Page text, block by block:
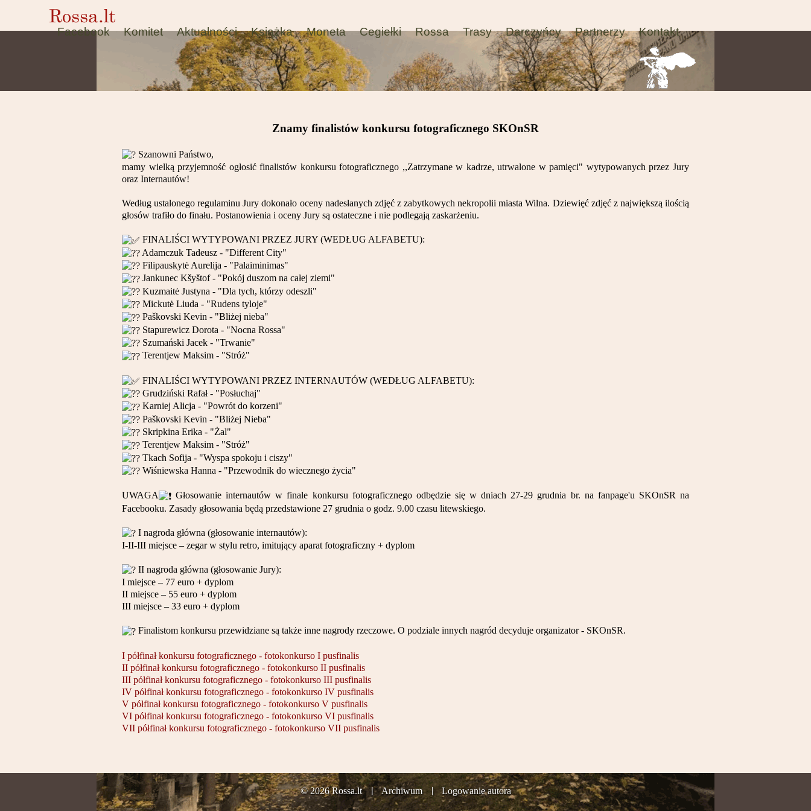
Facebook Komitet Aktualności Książka Moneta Cegiełki Rossa Trasy Darczyńcy Partnerzy Kontakt
Znamy finalistów konkursu fotograficznego SKOnSR
Szanowni Państwo,
mamy wielką przyjemność ogłosić finalistów konkursu fotograficznego ,,Zatrzymane w kadrze, utrwalone w pamięci" wytypowanych przez Jury
oraz Internautów!
Według ustalonego regulaminu Jury dokonało oceny nadesłanych zdjęć z zabytkowych nekropolii miasta Wilna. Dziewięć zdjęć z największą ilością
głosów trafiło do finału. Postanowienia i oceny Jury są ostateczne i nie podlegają zaskarżeniu.
FINALIŚCI WYTYPOWANI PRZEZ JURY (WEDŁUG ALFABETU):
Adamczuk Tadeusz - "Different City"
Filipauskytė Aurelija - "Palaiminimas"
Jankunec Kšyštof - "Pokój duszom na całej ziemi"
Kuzmaitė Justyna - "Dla tych, którzy odeszli"
Mickutė Liuda - "Rudens tyloje"
Paškovski Kevin - "Bliżej nieba"
Stapurewicz Dorota - "Nocna Rossa"
Szumański Jacek - "Trwanie"
Terentjew Maksim - "Stróż"
FINALIŚCI WYTYPOWANI PRZEZ INTERNAUTÓW (WEDŁUG ALFABETU):
Grudziński Rafał - "Posłuchaj"
Karniej Alicja - "Powrót do korzeni"
Paškovski Kevin - "Bliżej Nieba"
Skripkina Erika - "Żal"
Terentjew Maksim - "Stróż"
Tkach Sofija - "Wyspa spokoju i ciszy"
Wiśniewska Hanna - "Przewodnik do wiecznego życia"
UWAGA
Głosowanie internautów w finale konkursu fotograficznego odbędzie się w dniach 27-29 grudnia br. na fanpage'u SKOnSR na
Facebooku. Zasady głosowania będą przedstawione 27 grudnia o godz. 9.00 czasu litewskiego.
I nagroda główna (głosowanie internautów):
I-II-III miejsce – zegar w stylu retro, imitujący aparat fotograficzny + dyplom
II nagroda główna (głosowanie Jury):
I miejsce – 77 euro + dyplom
II miejsce – 55 euro + dyplom
III miejsce – 33 euro + dyplom
Finalistom konkursu przewidziane są także inne nagrody rzeczowe. O podziale innych nagród decyduje organizator - SKOnSR.
I półfinał konkursu fotograficznego - fotokonkurso I pusfinalis
II półfinał konkursu fotograficznego - fotokonkurso II pusfinalis
III półfinał konkursu fotograficznego - fotokonkurso III pusfinalis
IV półfinał konkursu fotograficznego - fotokonkurso IV pusfinalis
V półfinał konkursu fotograficznego - fotokonkurso V pusfinalis
VI półfinał konkursu fotograficznego - fotokonkurso VI pusfinalis
VII półfinał konkursu fotograficznego - fotokonkurso VII pusfinalis
© 2026 Rossa.lt Archiwum Logowanie autora